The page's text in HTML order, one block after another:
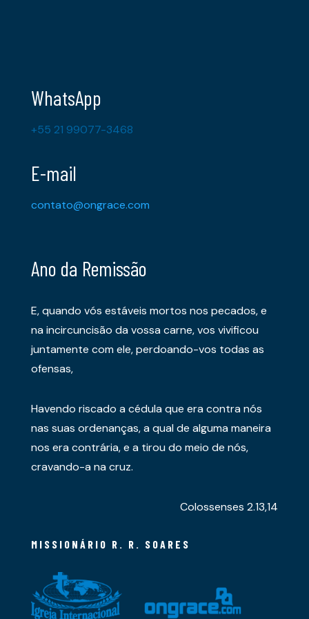
WhatsApp
+55 21 99077-3468
E-mail
contato@ongrace.com
Ano da Remissão
E, quando vós estáveis mortos nos pecados, e
na incircuncisão da vossa carne, vos vivificou
juntamente com ele, perdoando-vos todas as
ofensas,
Havendo riscado a cédula que era contra nós
nas suas ordenanças, a qual de alguma maneira
nos era contrária, e a tirou do meio de nós,
cravando-a na cruz.
Colossenses 2.13,14
MISSIONÁRIO R. R. SOARES